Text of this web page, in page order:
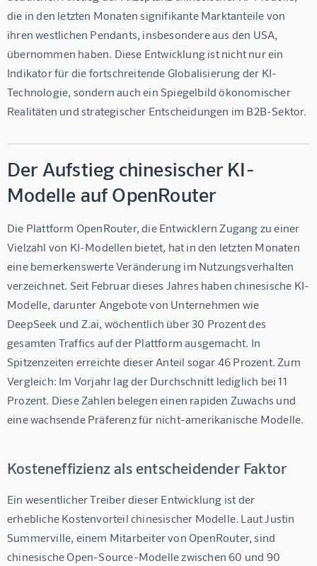
die in den letzten Monaten signifikante Marktanteile von
ihren westlichen Pendants, insbesondere aus den USA,
übernommen haben. Diese Entwicklung ist nicht nur ein
Indikator für die fortschreitende Globalisierung der KI-
Technologie, sondern auch ein Spiegelbild ökonomischer
Realitäten und strategischer Entscheidungen im B2B-Sektor.
Der Aufstieg chinesischer KI-
Modelle auf OpenRouter
Die Plattform OpenRouter, die Entwicklern Zugang zu einer
Vielzahl von KI-Modellen bietet, hat in den letzten Monaten
eine bemerkenswerte Veränderung im Nutzungsverhalten
verzeichnet. Seit Februar dieses Jahres haben chinesische KI-
Modelle, darunter Angebote von Unternehmen wie
DeepSeek und Z.ai, wöchentlich über 30 Prozent des
gesamten Traffics auf der Plattform ausgemacht. In
Spitzenzeiten erreichte dieser Anteil sogar 46 Prozent. Zum
Vergleich: Im Vorjahr lag der Durchschnitt lediglich bei 11
Prozent. Diese Zahlen belegen einen rapiden Zuwachs und
eine wachsende Präferenz für nicht-amerikanische Modelle.
Kosteneffizienz als entscheidender Faktor
Ein wesentlicher Treiber dieser Entwicklung ist der
erhebliche Kostenvorteil chinesischer Modelle. Laut Justin
Summerville, einem Mitarbeiter von OpenRouter, sind
chinesische Open-Source-Modelle zwischen 60 und 90